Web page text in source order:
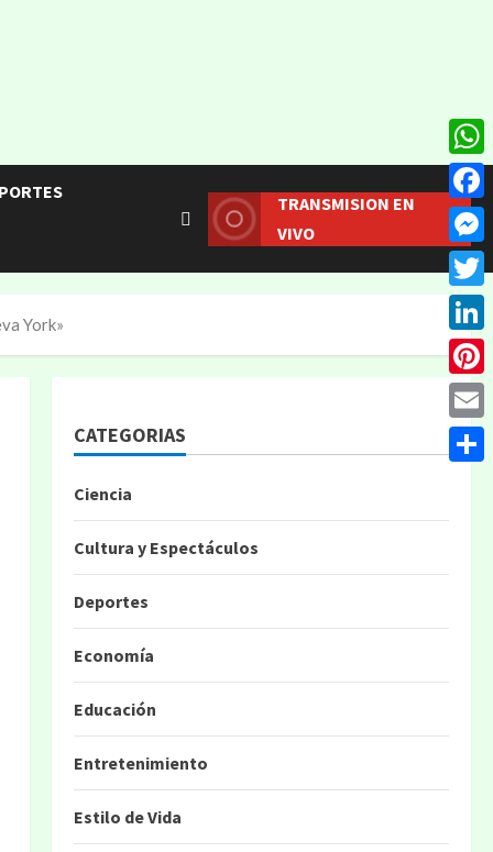
TRANSMISION EN
VIVO
York»
CATEGORIAS
Ciencia
Cultura y Espectáculos
Deportes
Economía
Educación
Entretenimiento
Estilo de Vida
Email